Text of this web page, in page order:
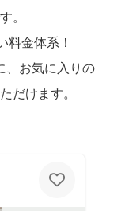
。
金体系！
、お気に入りの
だけます。